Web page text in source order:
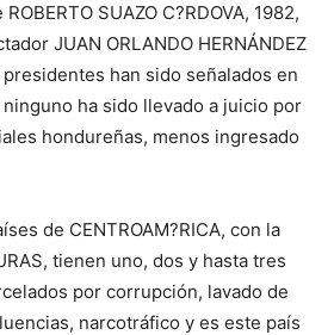
SUAZO C?RDOVA, 1982,
JUAN ORLANDO HERNÁNDEZ
presidentes han sido señalados en
ha sido llevado a juicio por
hondureñas, menos ingresado
de CENTROAM?RICA, con la
tienen uno, dos y hasta tres
por corrupción, lavado de
narcotráfico y es este país